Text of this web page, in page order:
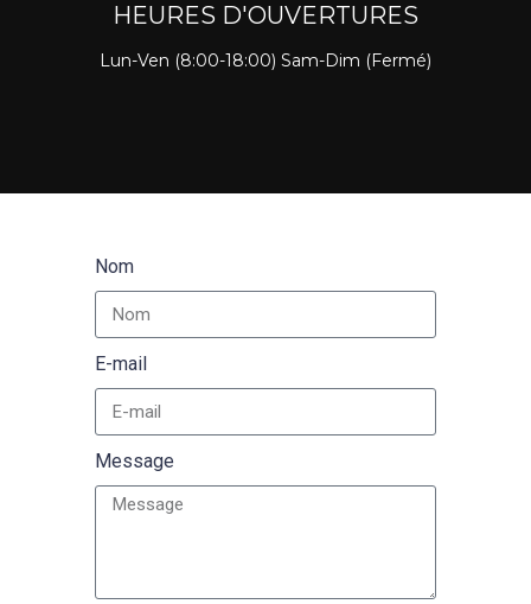
HEURES D'OUVERTURES
Lun-Ven (8:00-18:00) Sam-Dim (Fermé)
Nom
E-mail
Message